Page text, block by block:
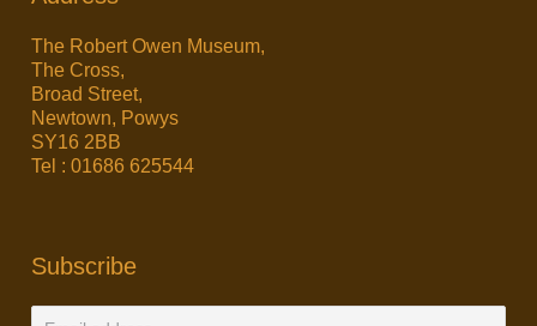
The Robert Owen Museum,
The Cross,
Broad Street,
Newtown, Powys
SY16 2BB
Tel : 01686 625544
Subscribe